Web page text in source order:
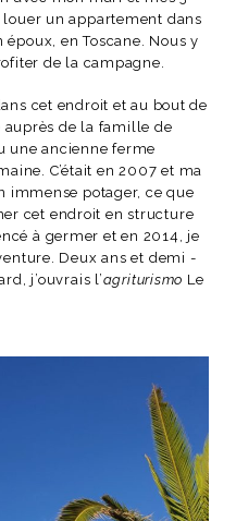
un appartement dans
en Toscane. Nous y
de la campagne.
cet endroit et au bout de
auprès de la famille de
une ancienne ferme
C’était en 2007 et ma
immense potager, ce que
cet endroit en structure
à germer et en 2014, je
Deux ans et demi -
j’ouvrais l’agriturismo Le